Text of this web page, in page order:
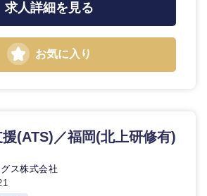
長野県
求人詳細を見る
お気に入り
(ATS)／福岡(北上研修有)
ス株式会社